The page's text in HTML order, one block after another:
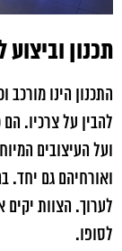
תכנון
התכנון הינו
להבין על צרכיו.
ועל העיצובים
ואורחיהם גם יחד.
לערוך. הצוות
לסופו.